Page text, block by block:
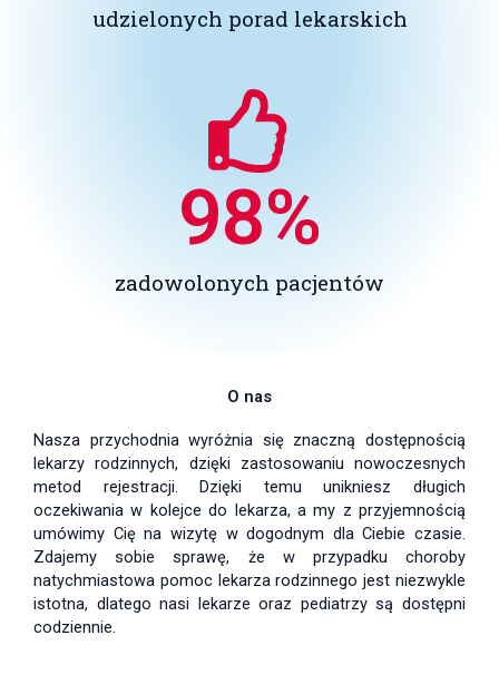
udzielonych porad lekarskich
zadowolonych pacjentów
98%
O nas
Nasza przychodnia wyróżnia się znaczną dostępnością
lekarzy rodzinnych, dzięki zastosowaniu nowoczesnych
metod rejestracji. Dzięki temu unikniesz długich
oczekiwania w kolejce do lekarza, a my z przyjemnością
umówimy Cię na wizytę w dogodnym dla Ciebie czasie.
Zdajemy sobie sprawę, że w przypadku choroby
natychmiastowa pomoc lekarza rodzinnego jest niezwykle
istotna, dlatego nasi lekarze oraz pediatrzy są dostępni
codziennie.